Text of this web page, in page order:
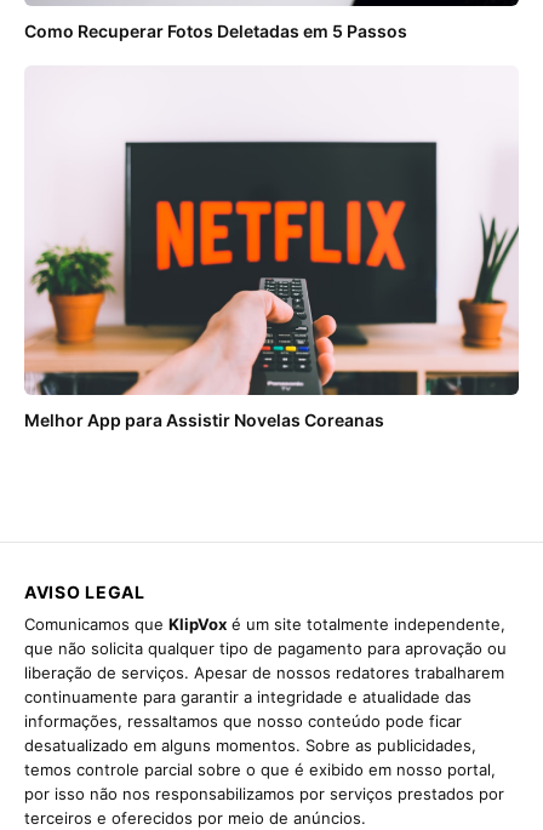
Como Recuperar Fotos Deletadas em 5 Passos
Melhor App para Assistir Novelas Coreanas
AVISO LEGAL
Comunicamos que KlipVox é um site totalmente independente,
que não solicita qualquer tipo de pagamento para aprovação ou
liberação de serviços. Apesar de nossos redatores trabalharem
continuamente para garantir a integridade e atualidade das
informações, ressaltamos que nosso conteúdo pode ficar
desatualizado em alguns momentos. Sobre as publicidades,
temos controle parcial sobre o que é exibido em nosso portal,
por isso não nos responsabilizamos por serviços prestados por
terceiros e oferecidos por meio de anúncios.